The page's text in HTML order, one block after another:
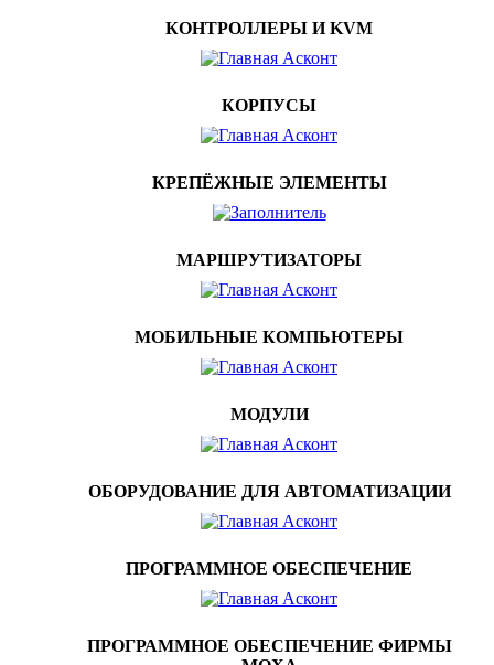
КОНТРОЛЛЕРЫ И KVM
КОРПУСЫ
КРЕПЁЖНЫЕ ЭЛЕМЕНТЫ
МАРШРУТИЗАТОРЫ
МОБИЛЬНЫЕ КОМПЬЮТЕРЫ
МОДУЛИ
ОБОРУДОВАНИЕ ДЛЯ АВТОМАТИЗАЦИИ
ПРОГРАММНОЕ ОБЕСПЕЧЕНИЕ
ПРОГРАММНОЕ ОБЕСПЕЧЕНИЕ ФИРМЫ